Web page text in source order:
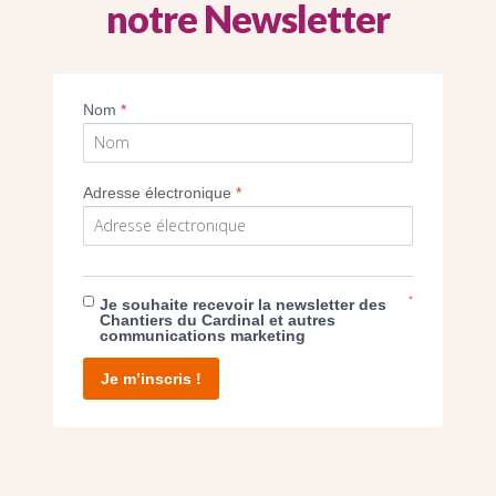
NOUS PERMET D’AGIR
FAIRE UN DON
notre Newsletter
Nom*
Adresse électronique*
Je souhaite recevoir la newsletter des
Chantiers du Cardinal et autres
communications marketing
*
Je m’inscris !